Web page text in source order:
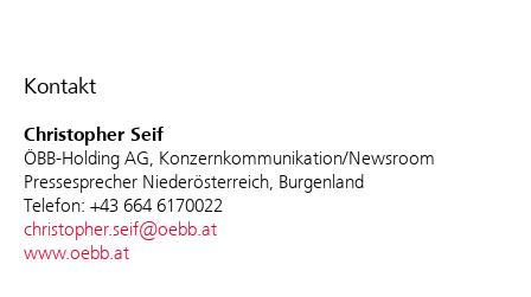
Kontakt
Christopher Seif
ÖBB-Holding AG, Konzernkommunikation/Newsroom
Pressesprecher Niederösterreich, Burgenland
Telefon: +43 664 6170022
christopher.seif@oebb.at
www.oebb.at